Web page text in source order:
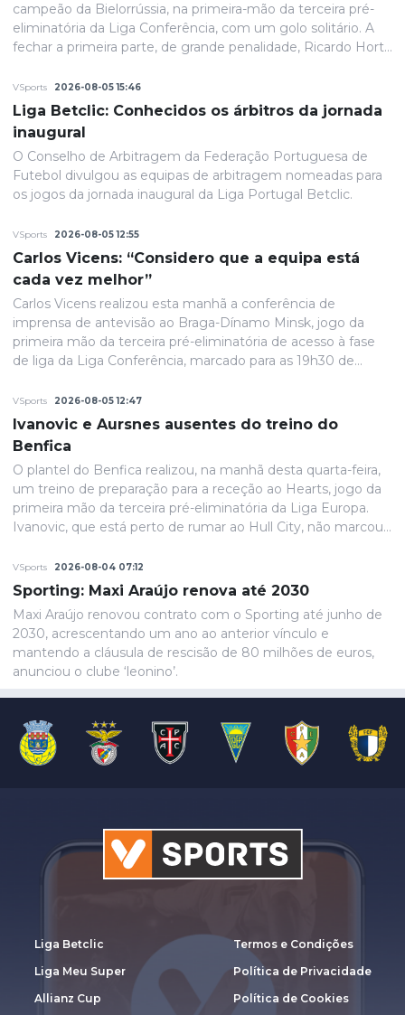
campeão da Bielorrússia, na primeira-mão da terceira pré-
eliminatória da Liga Conferência, com um golo solitário. A
fechar a primeira parte, de grande penalidade, Ricardo Horta
e até final o resultado permaneceria inalterado.
VSports 2026-08-05 15:46
Liga Betclic: Conhecidos os árbitros da jornada
inaugural
O Conselho de Arbitragem da Federação Portuguesa de
Futebol divulgou as equipas de arbitragem nomeadas para
os jogos da jornada inaugural da Liga Portugal Betclic.
VSports 2026-08-05 12:55
Carlos Vicens: “Considero que a equipa está
cada vez melhor”
Carlos Vicens realizou esta manhã a conferência de
imprensa de antevisão ao Braga-Dínamo Minsk, jogo da
primeira mão da terceira pré-eliminatória de acesso à fase
de liga da Liga Conferência, marcado para as 19h30 de
VSports 2026-08-05 12:47
Ivanovic e Aursnes ausentes do treino do
Benfica
O plantel do Benfica realizou, na manhã desta quarta-feira,
um treino de preparação para a receção ao Hearts, jogo da
primeira mão da terceira pré-eliminatória da Liga Europa.
Ivanovic, que está perto de rumar ao Hull City, não marcou
de acordo com informação das águias. Aursnes, com uma
gastroenterite, também foi baixa, juntando-se a Wynder e
Umeh.
VSports 2026-08-04 07:12
Sporting: Maxi Araújo renova até 2030
Maxi Araújo renovou contrato com o Sporting até junho de
2030, acrescentando um ano ao anterior vínculo e
mantendo a cláusula de rescisão de 80 milhões de euros,
anunciou o clube ‘leonino’.
Liga Betclic
Liga Meu Super
Allianz Cup
Termos e Condições
Política de Privacidade
Política de Cookies